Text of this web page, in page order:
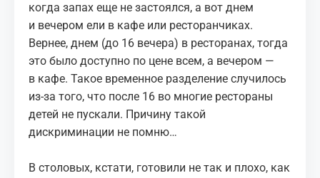
когда запах еще не застоялся, а вот днем
и вечером ели в кафе или ресторанчиках.
Вернее, днем (до 16 вечера) в ресторанах, тогда
это было доступно по цене всем, а вечером —
в кафе. Такое временное разделение случилось
из-за того, что после 16 во многие рестораны
детей не пускали. Причину такой
дискриминации не помню…
В столовых, кстати, готовили не так и плохо, как